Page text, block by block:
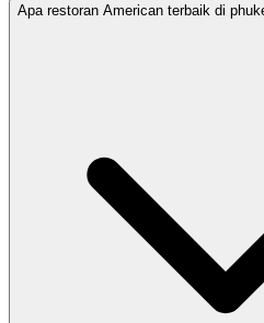
Apa restoran American terbaik di